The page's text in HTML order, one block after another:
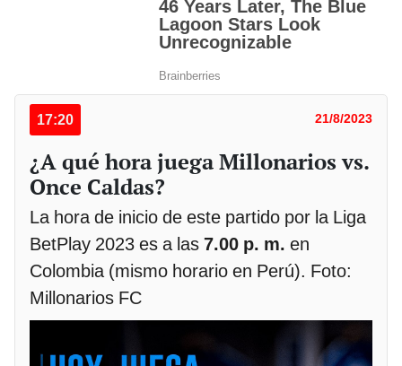
17:20 21/8/2023
¿A qué hora juega Millonarios vs.
Once Caldas?
La hora de inicio de este partido por la Liga
BetPlay 2023 es a las 7.00 p. m. en
Colombia (mismo horario en Perú). Foto:
Millonarios FC